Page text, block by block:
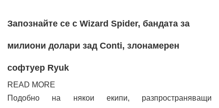
Запознайте се с Wizard Spider, бандата за
милиони долари зад Conti, злонамерен
софтуер Ryuk
READ MORE
Подобно на някои екипи, разпространяващи